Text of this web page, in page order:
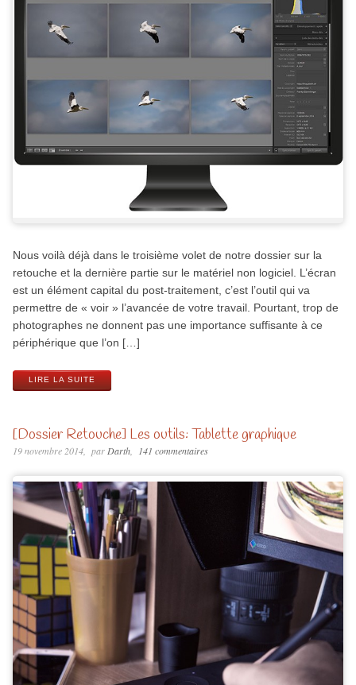
Nous voilà déjà dans le troisième volet de notre dossier sur la
retouche et la dernière partie sur le matériel non logiciel. L’écran
est un élément capital du post-traitement, c’est l’outil qui va
permettre de « voir » l’avancée de votre travail. Pourtant, trop de
photographes ne donnent pas une importance suffisante à ce
périphérique que l’on […]
LIRE LA SUITE
[Dossier Retouche] Les outils: Tablette graphique
19 novembre 2014 par Darth 141 commentaires